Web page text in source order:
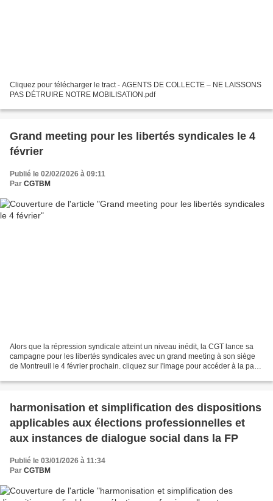
Cliquez pour télécharger le tract - AGENTS DE COLLECTE – NE LAISSONS
PAS DÉTRUIRE NOTRE MOBILISATION.pdf
Grand meeting pour les libertés syndicales le 4
février
Publié le 02/02/2026 à 09:11
Par CGTBM
Alors que la répression syndicale atteint un niveau inédit, la CGT lance sa
campagne pour les libertés syndicales avec un grand meeting à son siège
de Montreuil le 4 février prochain. cliquez sur l'image pour accéder à la page
harmonisation et simplification des dispositions
applicables aux élections professionnelles et
aux instances de dialogue social dans la FP
Publié le 03/01/2026 à 11:34
Par CGTBM